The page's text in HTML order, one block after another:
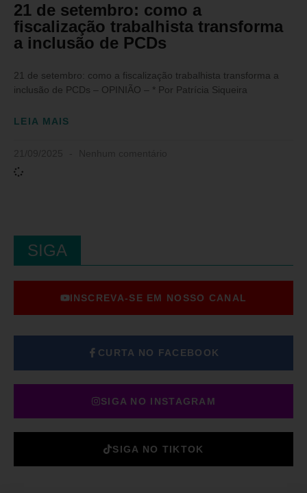
21 de setembro: como a
fiscalização trabalhista transforma
a inclusão de PCDs
21 de setembro: como a fiscalização trabalhista transforma a
inclusão de PCDs – OPINIÃO – * Por Patrícia Siqueira
LEIA MAIS
SIGA
INSCREVA-SE EM NOSSO CANAL
CURTA NO FACEBOOK
SIGA NO INSTAGRAM
SIGA NO TIKTOK